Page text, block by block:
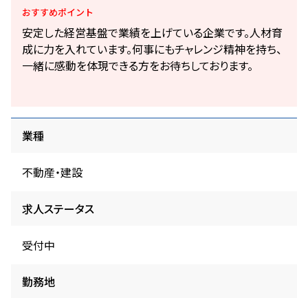
おすすめポイント
安定した経営基盤で業績を上げている企業です。人材育
成に力を入れています。何事にもチャレンジ精神を持ち、
一緒に感動を体現できる方をお待ちしております。
業種
不動産・建設
求人ステータス
受付中
勤務地